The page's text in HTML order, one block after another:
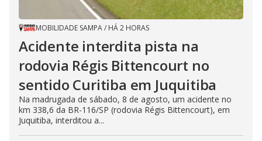
MOBILIDADE SAMPA/ HÁ 2 HORAS
Acidente interdita pista na
rodovia Régis Bittencourt no
sentido Curitiba em Juquitiba
Na madrugada de sábado, 8 de agosto, um acidente no
km 338,6 da BR-116/SP (rodovia Régis Bittencourt), em
Juquitiba, interditou a...